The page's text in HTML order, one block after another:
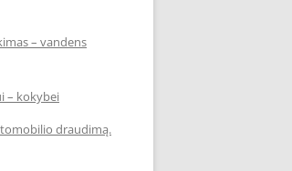
– vandens
– kokybei
draudimą.